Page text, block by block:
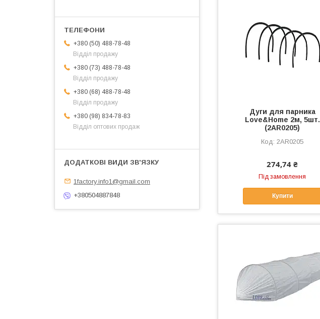
Дуги для парника
Love&Home 2м, 5шт.
(2AR0205)
2AR0205
274,74 ₴
Під замовлення
Купити
+380 (50) 488-78-48
Відділ продажу
+380 (73) 488-78-48
Відділ продажу
+380 (68) 488-78-48
Відділ продажу
+380 (98) 834-78-83
Відділ оптових продаж
1factory.info1@gmail.com
+380504887848